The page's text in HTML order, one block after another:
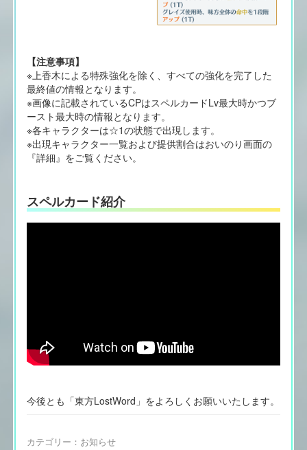
【注意事項】
※上香木による特殊強化を除く、すべての強化を完了した
最終値の情報となります。
※画像に記載されているCPはスペルカードLv最大時かつブ
ースト最大時の情報となります。
※各キャラクターは☆1の状態で出現します。
※出現キャラクター一覧および提供割合はおいのり画面の
『詳細』をご覧ください。
スペルカード紹介
今後とも「東方LostWord」をよろしくお願いいたします。
カテゴリー： お知らせ